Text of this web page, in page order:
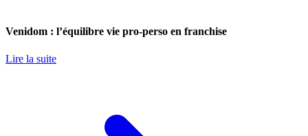
Venidom : l’équilibre vie pro-perso en franchise
Lire la suite